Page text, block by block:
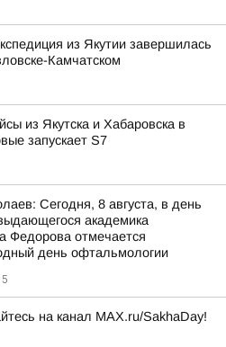
из Якутии завершилась
Камчатском
из Якутска и Хабаровска в
запускает S7
Сегодня, 8 августа, в день
академика
Федорова отмечается
день офтальмологии
на канал MAX.ru/SakhaDay!